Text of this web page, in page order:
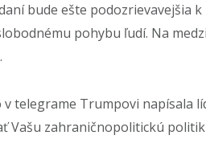
bude ešte podozrievavejšia
pohybu ľudí. Na
telegrame Trumpovi napísala
Vašu zahraničnopolitickú